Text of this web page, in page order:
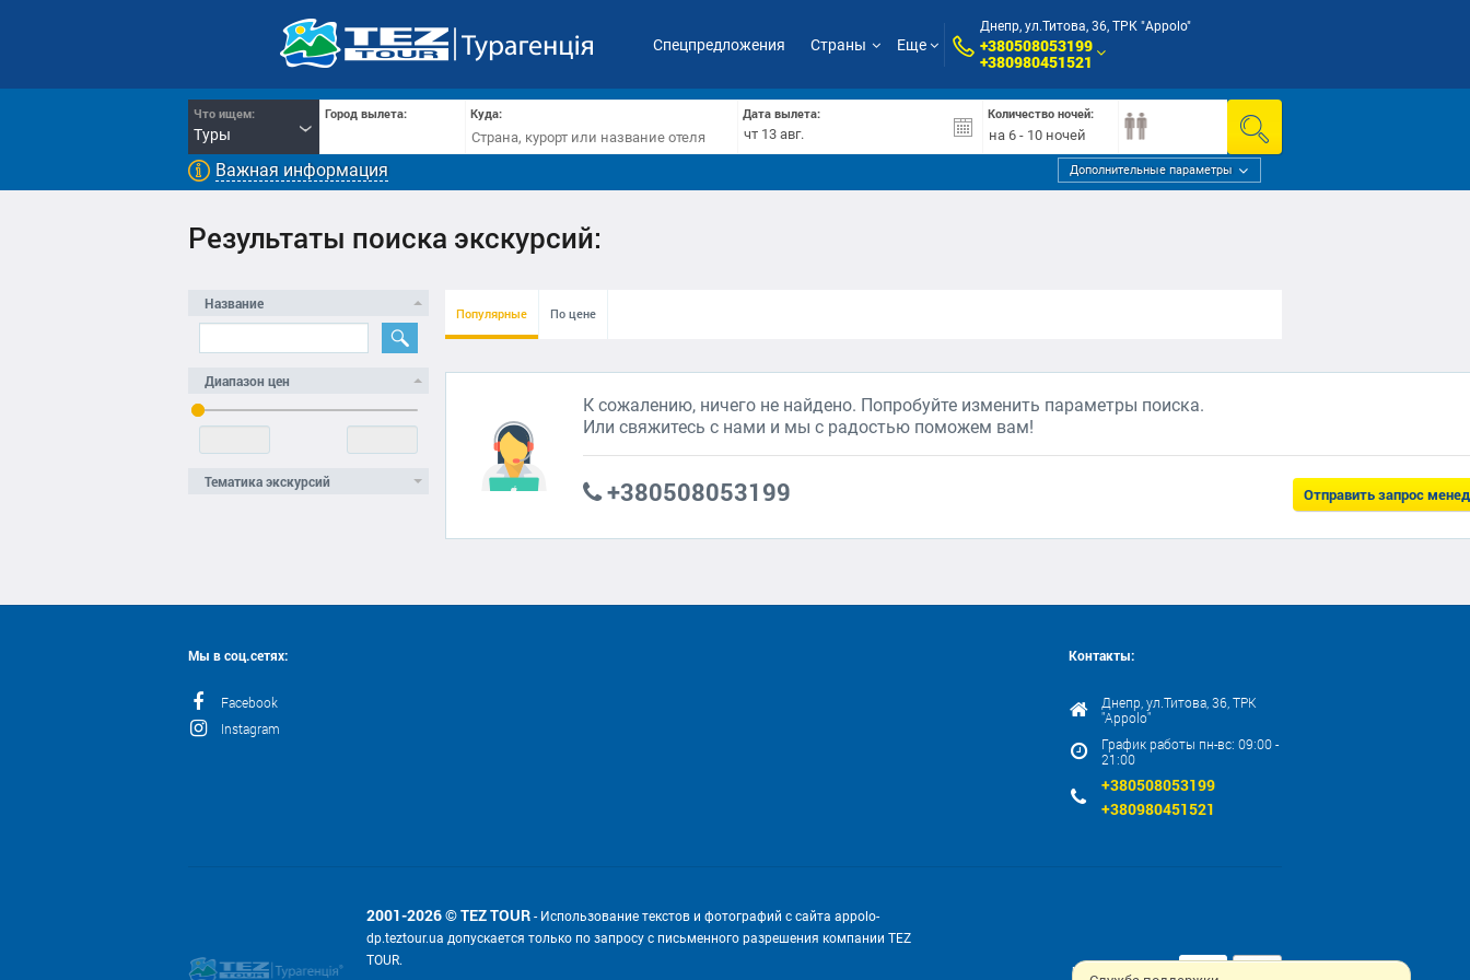
Спецпредложения Страны Еще
Днепр, ул.Титова, 36, ТРК "Appolo"
+380508053199
+380980451521
Что ищем:
Туры
Город вылета: Куда: Дата вылета:
Количество ночей:
на 6 - 10 ночей
Важная информация Дополнительные параметры
Результаты поиска экскурсий:
Название
Диапазон цен
Тематика экскурсий
Популярные По цене
К сожалению, ничего не найдено. Попробуйте изменить параметры поиска.
Или свяжитесь с нами и мы с радостью поможем вам!
+380508053199 Отправить запрос
Мы в соц.сетях:
Facebook
Instagram
Контакты:
Днепр, ул.Титова, 36, ТРК
"Appolo"
График работы пн-вс: 09:00 -
21:00
+380508053199
+380980451521
2001-2026 © TEZ TOUR - Использование текстов и фотографий с сайта appolo-
dp.teztour.ua допускается только по запросу с письменного разрешения компании TEZ
TOUR.
Мы принимаем: